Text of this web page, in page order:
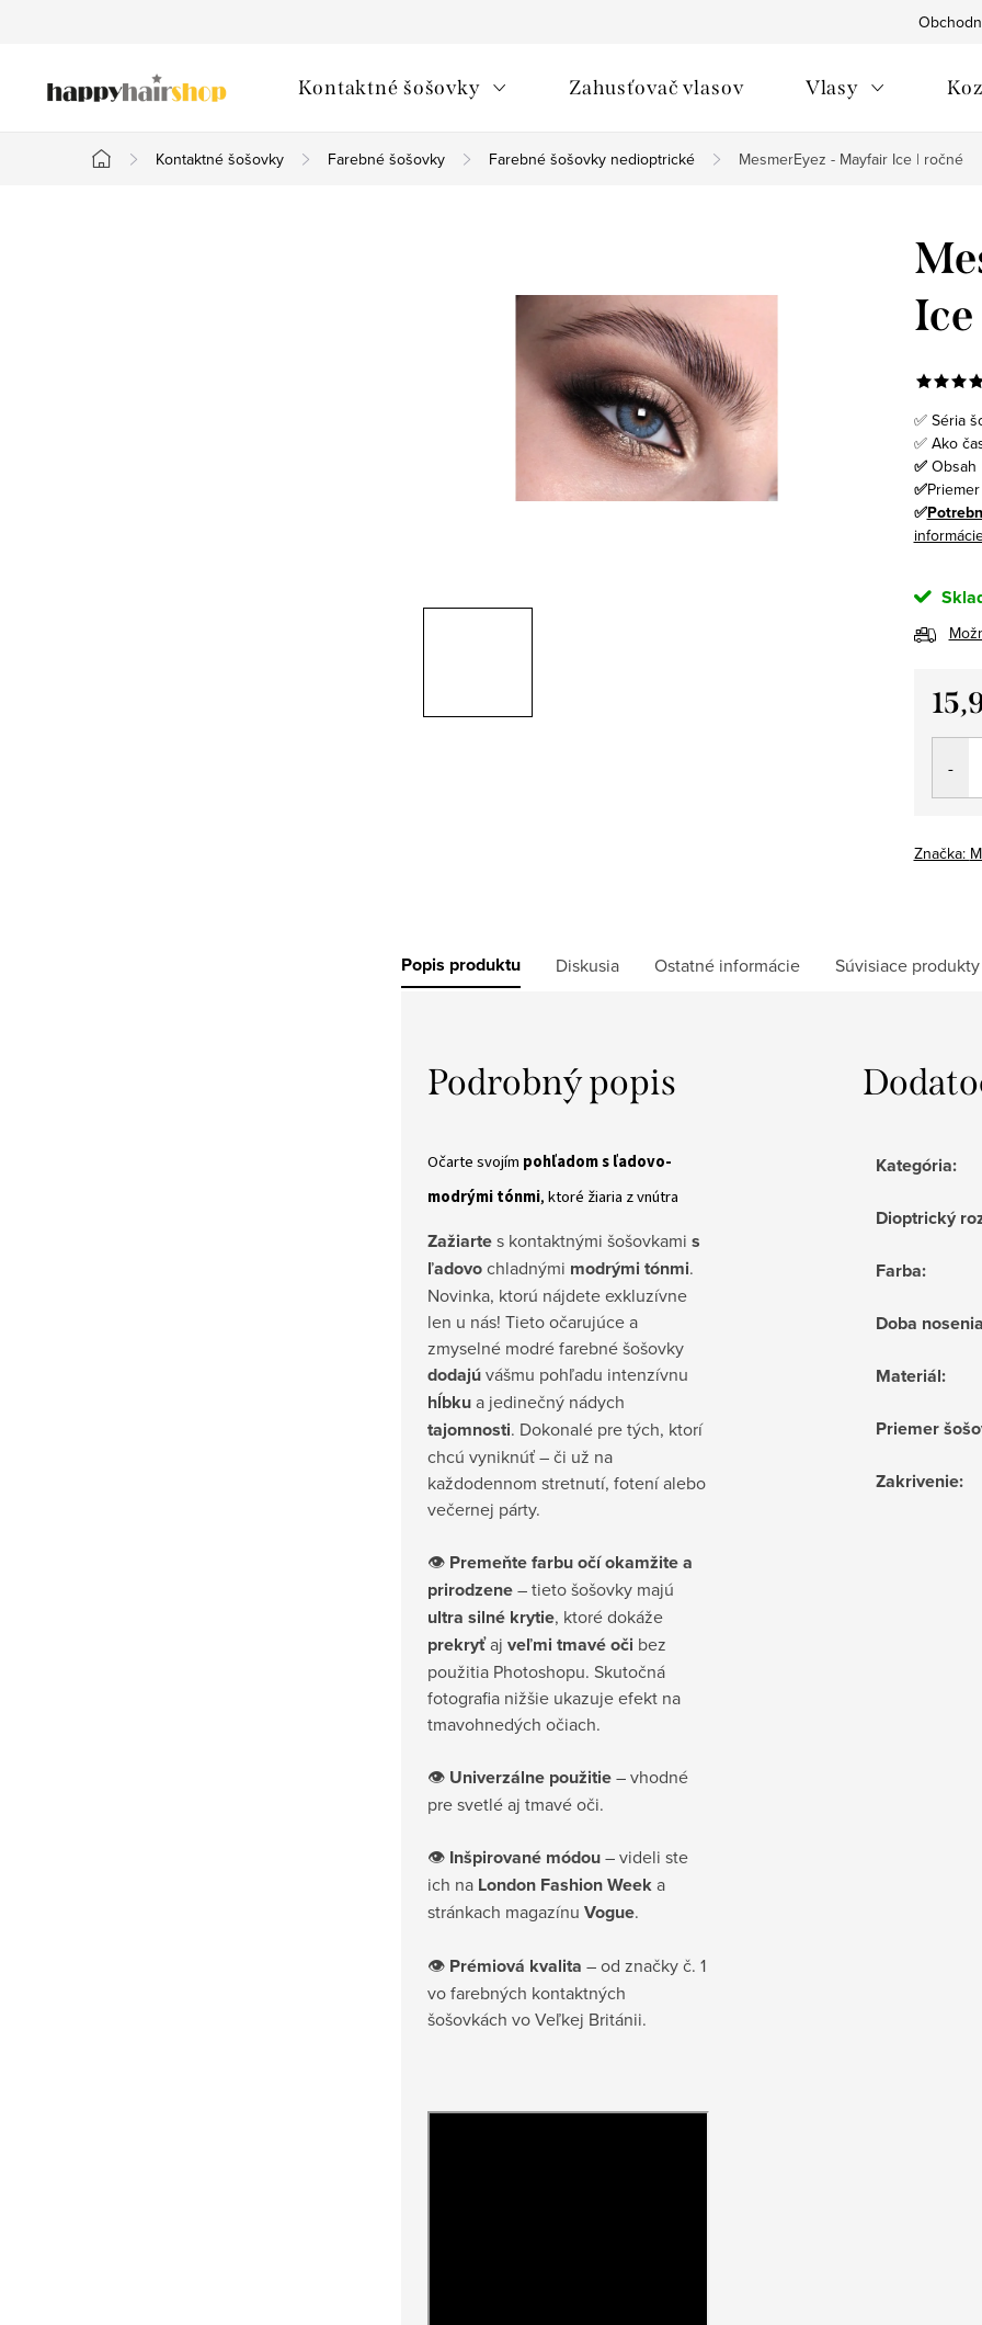
Kontaktné šošovky Zahusťovač vlasov Vlasy
Domov
Kontaktné šošovky Farebné šošovky Farebné šošovky nedioptrické MesmerEyez - Mayfair Ice | ročné
Ice
✅ Séria
✅ Ako
✅ Obsah
✅
✅
Značka:
Popis produktu Diskusia Ostatné informácie Súvisiace produkty
Podrobný popis
Očarte svojím pohľadom s ľadovo-
modrými tónmi, ktoré žiaria z vnútra
Zažiartes kontaktnými šošovkami s
ľadovochladnými modrými tónmi.
Novinka, ktorú nájdete exkluzívne
len u nás! Tieto očarujúce a
zmyselné modré farebné šošovky
dodajúvášmu pohľadu intenzívnu
hĺbkua jedinečný nádych
tajomnosti. Dokonalé pre tých, ktorí
chcú vyniknúť – či už na
každodennom stretnutí, fotení alebo
večernej párty.
👁 Premeňte farbu očí okamžite a
prirodzene– tieto šošovky majú
ultra silné krytie, ktoré dokáže
prekryťaj veľmi tmavé oči bez
použitia Photoshopu. Skutočná
fotografia nižšie ukazuje efekt na
tmavohnedých očiach.
👁 Univerzálne použitie– vhodné
pre svetlé aj tmavé oči.
👁 Inšpirované módou– videli ste
ich na London Fashion Weeka
stránkach magazínu Vogue.
👁 Prémiová kvalita – od značky č. 1
vo farebných kontaktných
šošovkách vo Veľkej Británii.
Kategória:
Dioptrický
Farba:
Doba
Materiál:
Priemer
Zakrivenie: